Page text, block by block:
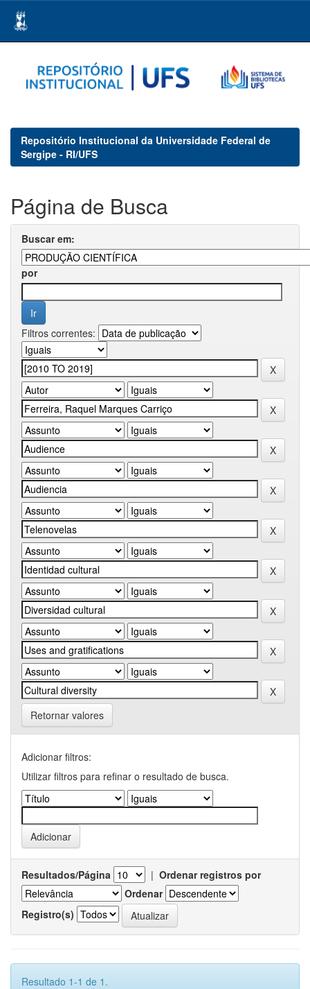
navigation
Repositório Institucional da Universidade Federal de
Sergipe - RI/UFS
Página de Busca
Buscar em:
por
Filtros correntes:
Retornar valores
Adicionar filtros:
Utilizar filtros para refinar o resultado de busca.
Resultados/Página | Ordenar registros por
Ordenar
Registro(s)
Resultado 1-1 de 1.